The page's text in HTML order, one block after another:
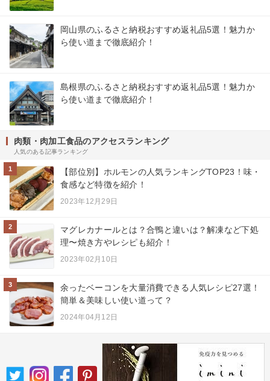
岡山県のふるさと納税おすすめ返礼品5選！魅力か
ら使い道まで徹底紹介！
島根県のふるさと納税おすすめ返礼品5選！魅力か
ら使い道まで徹底紹介！
肉類・肉加工食品のアクセスランキング
人気のある記事ランキング
1
【部位別】ホルモンの人気ランキングTOP23！味・
食感など特徴を紹介！
2023年12月29日
2
マグレカナールとは？合鴨と違いは？解凍など下処
理〜焼き方やレシピも紹介！
2023年02月10日
3
余ったベーコンを大量消費できる人気レシピ27選！
簡単＆美味しい使い道って？
2024年04月12日